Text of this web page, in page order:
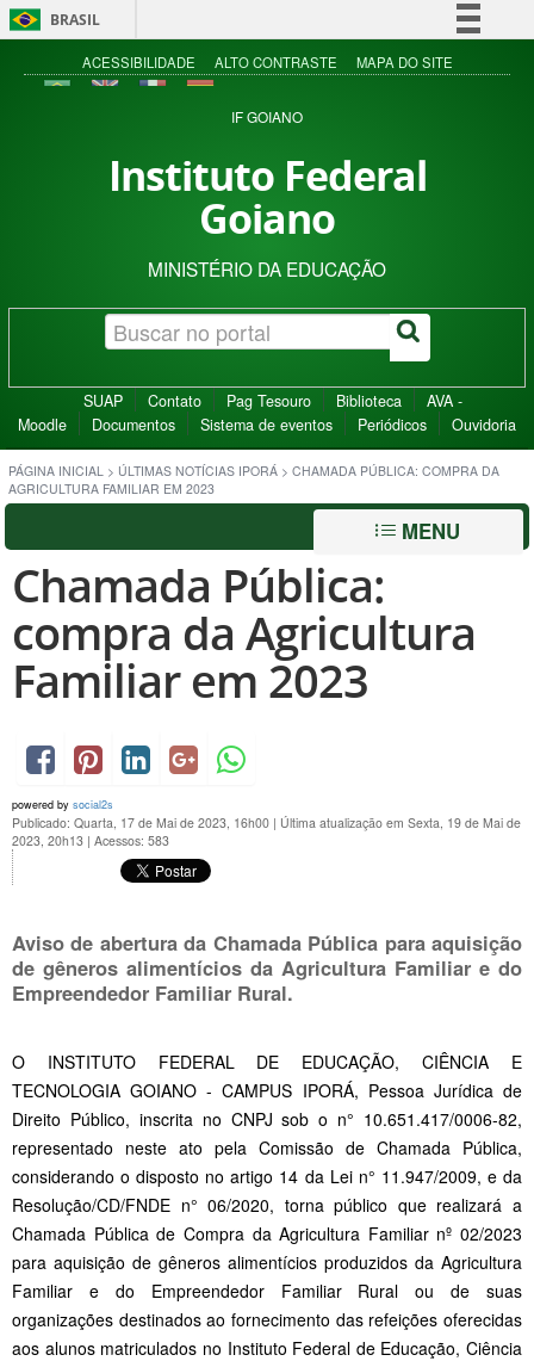
BRASIL
Simplifique!
Acesso à informação
ACESSIBILIDADE ALTO CONTRASTE MAPA DO SITE
IF GOIANO
Instituto Federal
Goiano
MINISTÉRIO DA EDUCAÇÃO
SUAP Contato Pag Tesouro Biblioteca
AVA -
Moodle
Documentos Sistema de eventos Periódicos Ouvidoria
PÁGINA INICIAL > ÚLTIMAS NOTÍCIAS IPORÁ > CHAMADA PÚBLICA: COMPRA DA
AGRICULTURA FAMILIAR EM 2023
MENU
Chamada Pública:
compra da Agricultura
Familiar em 2023
powered by social2s
Publicado: Quarta, 17 de Mai de 2023, 16h00 | Última atualização em Sexta, 19 de Mai de
2023, 20h13 | Acessos: 583
Aviso de abertura da Chamada Pública para aquisição
de gêneros alimentícios da Agricultura Familiar e do
Empreendedor Familiar Rural.
O INSTITUTO FEDERAL DE EDUCAÇÃO, CIÊNCIA E
TECNOLOGIA GOIANO - CAMPUS IPORÁ, Pessoa Jurídica de
Direito Público, inscrita no CNPJ sob o n° 10.651.417/0006-82,
representado neste ato pela Comissão de Chamada Pública,
considerando o disposto no artigo 14 da Lei n° 11.947/2009, e da
Resolução/CD/FNDE n° 06/2020, torna público que realizará a
Chamada Pública de Compra da Agricultura Familiar nº 02/2023
para aquisição de gêneros alimentícios produzidos da Agricultura
Familiar e do Empreendedor Familiar Rural ou de suas
organizações destinados ao fornecimento das refeições oferecidas
aos alunos matriculados no Instituto Federal de Educação, Ciência